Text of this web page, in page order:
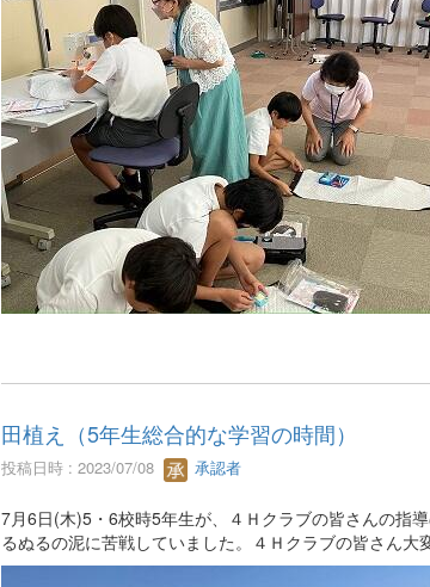
田植え（5年生総合的な学習の時間）
投稿日時 : 2023/07/08 承認者
7月6日(木)5・6校時5年生が、４Ｈクラブの皆さんの指
るぬるの泥に苦戦していました。４Ｈクラブの皆さん大